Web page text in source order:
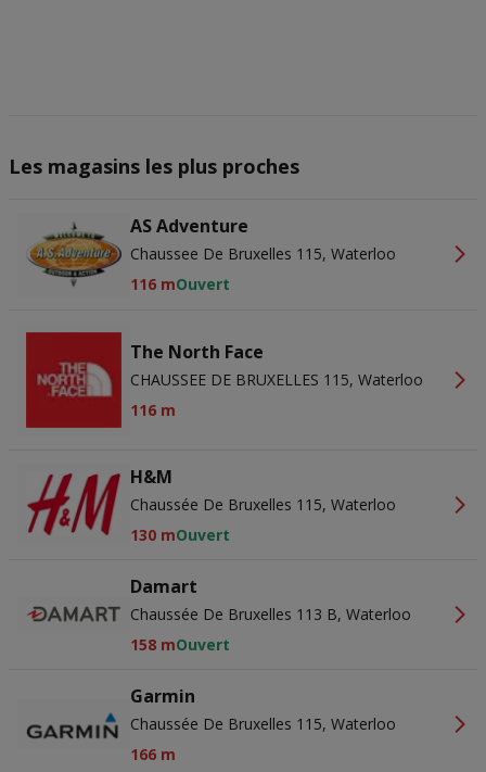
Les magasins les plus proches
AS Adventure
Chaussee De Bruxelles 115, Waterloo
116 mOuvert
The North Face
CHAUSSEE DE BRUXELLES 115, Waterloo
116 m
H&M
Chaussée De Bruxelles 115, Waterloo
130 mOuvert
Damart
Chaussée De Bruxelles 113 B, Waterloo
158 mOuvert
Garmin
Chaussée De Bruxelles 115, Waterloo
166 m